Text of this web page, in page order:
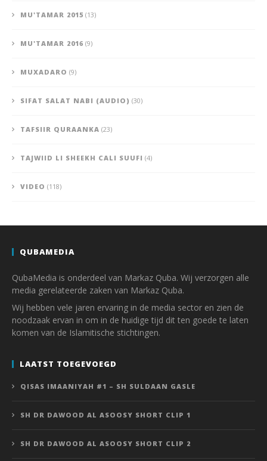
MU'TAMAR 2015 (13)
MU'TAMAR 2016 (9)
MUXADARO (9)
SIFAT SALAT NABI (AUDIO) (30)
TAFSIIR QURAANKA (23)
TAJWIID LI SHEEKH CALI SUUFI (4)
VIDEO (118)
QUBAMEDIA
QubaMedia is onderdeel van Markaz Quba. Wij verzorgen alle
media gerelateerde zaken van Markaz Quba.
Wij hebben vele jaren ervaring in de media sector en zien de
noodzaak ervan in om in de huidige tijd dit ten goede te laten
komen van de Islamitische stichtingen.
LAATST TOEGEVOEGD
QISAS IMAANIYAH #1 – SH SULDAAN GASLE
SH DR DAWOOD AL ASOOSY SHORT CLIP 1
SH DR DAWOOD AL ASOOSY SHORT CLIP 2